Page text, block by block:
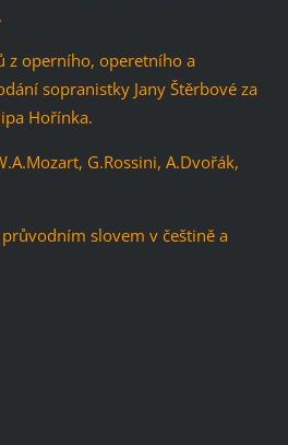
z operního, operetního a
sopranistky Jany Štěrbové za
Hořínka.
G.Rossini, A.Dvořák,
slovem v češtině a